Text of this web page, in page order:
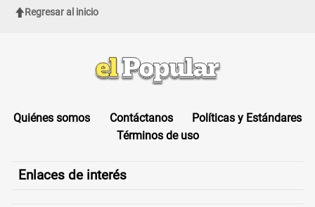
Regresar al inicio
Quiénes somos Contáctanos
Políticas y Estándares
Términos de uso
Enlaces de interés